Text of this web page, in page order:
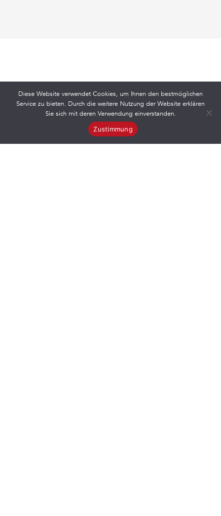
Diese Website verwendet Cookies, um Ihnen den bestmöglichen
Service zu bieten. Durch die weitere Nutzung der Website erklären
Sie sich mit deren Verwendung einverstanden.
Zustimmung